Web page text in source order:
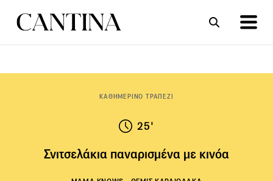
ΚΑΘΗΜΕΡΙΝΟ ΤΡΑΠΕΖΙ
25'
Σνιτσελάκια παναρισμένα με κινόα